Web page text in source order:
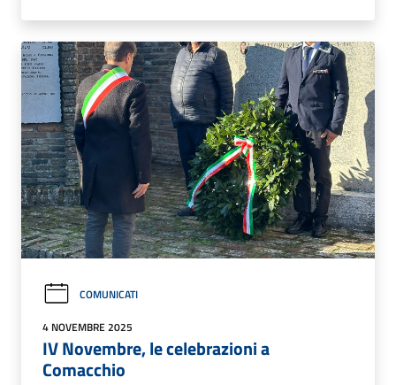
COMUNICATI
4 NOVEMBRE 2025
IV Novembre, le celebrazioni a
Comacchio